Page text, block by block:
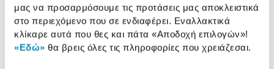
μας να προσαρμόσουμε τις προτάσεις μας αποκλειστικά
στο περιεχόμενο που σε ενδιαφέρει. Εναλλακτικά
κλίκαρε αυτά που θες και πάτα «Αποδοχή επιλογών»!
«Εδώ» θα βρεις όλες τις πληροφορίες που χρειάζεσαι.
Αξιολογήσεις
Αξιολογήσεις